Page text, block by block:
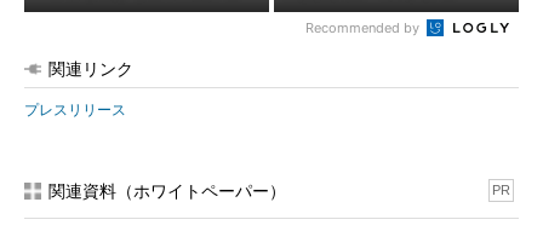
Recommended by
関連リンク
プレスリリース
関連資料（ホワイトペーパー） PR